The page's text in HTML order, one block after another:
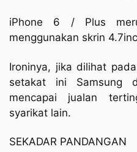
iPhone 6 / Plus
menggunakan skrin
Ironinya, jika dilihat
setakat ini Samsung
mencapai jualan
syarikat lain.
SEKADAR PANDANGAN